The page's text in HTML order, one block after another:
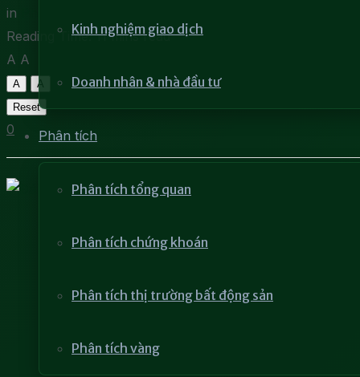
Kinh nghiệm giao dịch
Doanh nhân & nhà đầu tư
Phân tích
Phân tích tổng quan
Phân tích chứng khoán
Phân tích thị trường bất động sản
Phân tích vàng
in
Reading Time: 11 mins read
A A
A
A
Reset
0